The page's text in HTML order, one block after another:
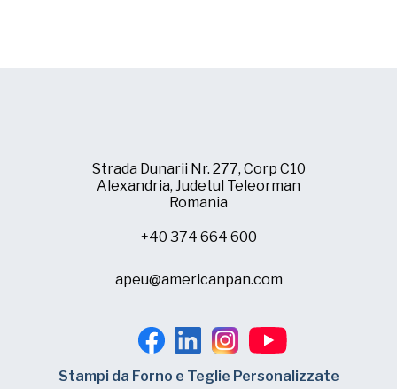
Strada Dunarii Nr. 277, Corp C10
Alexandria, Judetul Teleorman
Romania
+40 374 664 600
apeu@americanpan.com
Stampi da Forno e Teglie Personalizzate